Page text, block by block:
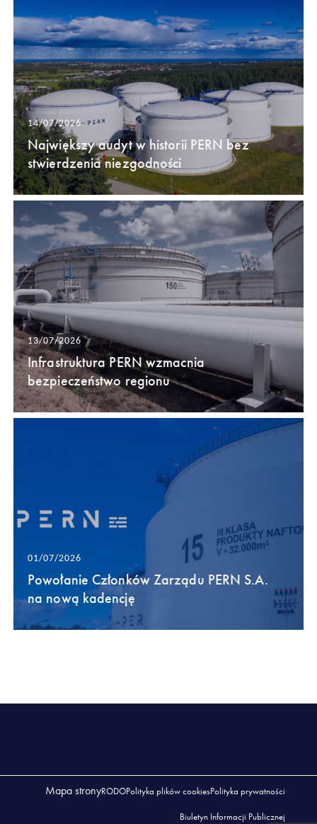
14/07/2026
Największy audyt w historii PERN bez
stwierdzenia niezgodności
13/07/2026
Infrastruktura PERN wzmacnia
bezpieczeństwo regionu
01/07/2026
Powołanie Członków Zarządu PERN S.A.
na nową kadencję
Mapa stronyRODOPolityka plików cookiesPolityka prywatności
Biuletyn Informacji Publicznej